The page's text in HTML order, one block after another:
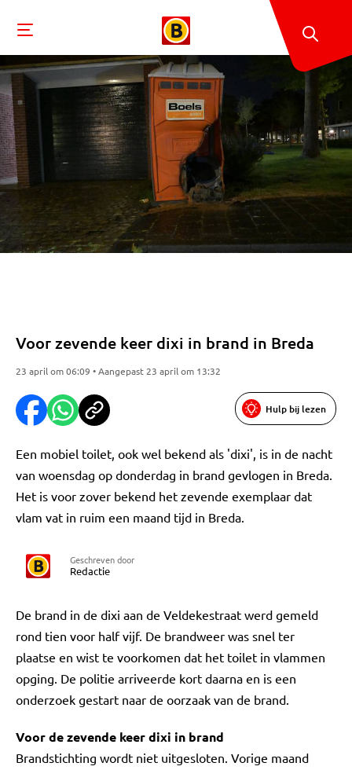
Voor zevende keer dixi in brand in Breda
23 april om 06:09 • Aangepast 23 april om 13:32
Hulp bij lezen
Een mobiel toilet, ook wel bekend als 'dixi', is in de nacht
van woensdag op donderdag in brand gevlogen in Breda.
Het is voor zover bekend het zevende exemplaar dat
vlam vat in ruim een maand tijd in Breda.
Geschreven door
Redactie
De brand in de dixi aan de Veldekestraat werd gemeld
rond tien voor half vijf. De brandweer was snel ter
plaatse en wist te voorkomen dat het toilet in vlammen
opging. De politie arriveerde kort daarna en is een
onderzoek gestart naar de oorzaak van de brand.
Voor de zevende keer dixi in brand
Brandstichting wordt niet uitgesloten. Vorige maand